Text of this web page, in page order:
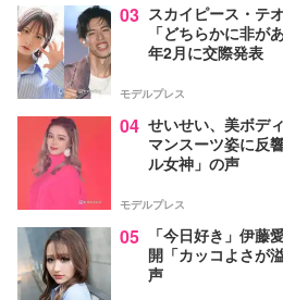
03 スカイピース・テ
「どちらかに非が
年2月に交際発表
モデルプレス
04 せいせい、美ボデ
マンスーツ姿に反
ル女神」の声
モデルプレス
05
「今日好き」伊藤
開「カッコよさが
声